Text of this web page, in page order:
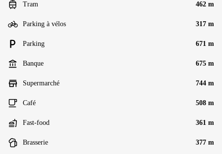
Tram 462 m
Parking à vélos 317 m
Parking 671 m
Banque 675 m
Supermarché 744 m
Café 508 m
Fast-food 361 m
Brasserie 377 m